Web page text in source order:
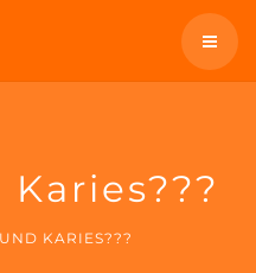
KARIES???